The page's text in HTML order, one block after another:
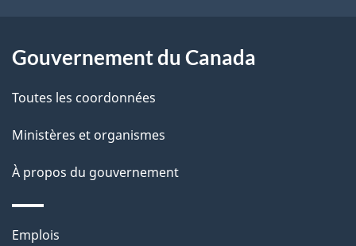
d
e
p
a
site
Gouvernement du Canada
Toutes les coordonnées
Ministères et organismes
À propos du gouvernement
Thèmes
Emplois